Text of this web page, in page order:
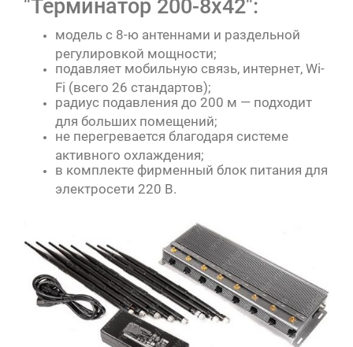
"Терминатор 200-8х42":
модель с 8-ю антеннами и раздельной
регулировкой мощности;
подавляет мобильную связь, интернет, Wi-
Fi (всего 26 стандартов);
радиус подавления до 200 м — подходит
для больших помещений;
не перегревается благодаря системе
активного охлаждения;
в комплекте фирменный блок питания для
электросети 220 В.